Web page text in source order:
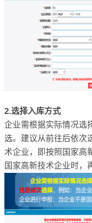
2.选择入库方式
企业需根据实际情况选
选。建议从前往后依次
术企业，即按照国家高
国家高新技术企业时，